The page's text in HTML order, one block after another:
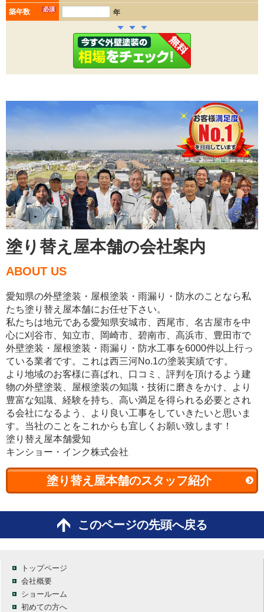
築年数 必須 年
塗り替え屋本舗の会社案内
ABOUT US
愛知県の外壁塗装・屋根塗装・雨漏り・防水のことなら私
たち塗り替え屋本舗にお任せ下さい。
私たちは地元である愛知県安城市、西尾市、名古屋市を中
心に刈谷市、知立市、岡崎市、碧南市、高浜市、豊田市で
外壁塗装・屋根塗装・雨漏り・防水工事を6000件以上行っ
ている業者です。これは西三河No.1の塗装実績です。
より地域のお客様に喜ばれ、口コミ、評判を頂けるよう建
物の外壁塗装、屋根塗装の知識・技術に磨きをかけ、より
豊富な知識、経験を持ち、高い満足を得られる必要とされ
る会社になるよう、より良い工事をしていきたいと思いま
す。当社のことをこれからも宜しくお願い致します！
塗り替え屋本舗愛知
キンショー・インク株式会社
塗り替え屋本舗のスタッフ紹介
このページの先頭へ戻る
トップページ
会社概要
ショールーム
初めての方へ